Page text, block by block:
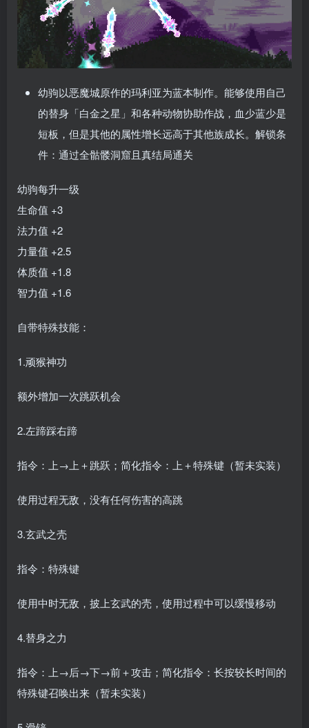
幼驹以恶魔城原作的玛利亚为蓝本制作。能够使用自己
的替身「白金之星」和各种动物协助作战，血少蓝少是
短板，但是其他的属性增长远高于其他族成长。解锁条
件：通过全骷髅洞窟且真结局通关
幼驹每升一级
生命值 +3
法力值 +2
力量值 +2.5
体质值 +1.8
智力值 +1.6
自带特殊技能：
1.顽猴神功
额外增加一次跳跃机会
2.左蹄踩右蹄
指令：上→上＋跳跃；简化指令：上＋特殊键（暂未实装）
使用过程无敌，没有任何伤害的高跳
3.玄武之壳
指令：特殊键
使用中时无敌，披上玄武的壳，使用过程中可以缓慢移动
4.替身之力
指令：上→后→下→前＋攻击；简化指令：长按较长时间的
特殊键召唤出来（暂未实装）